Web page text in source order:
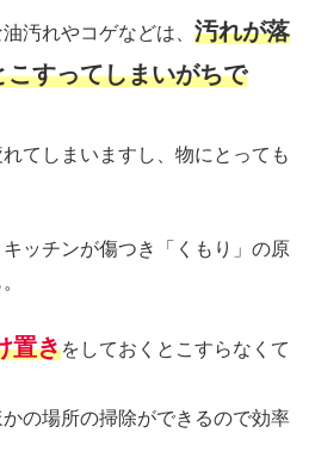
汚れやコゲなどは、 汚れが落
すってしまいがちで
てしまいますし、物にとっても
ッチンが傷つき「くもり」の原
置きをしておくとこすらなくて
の場所の掃除ができるので効率